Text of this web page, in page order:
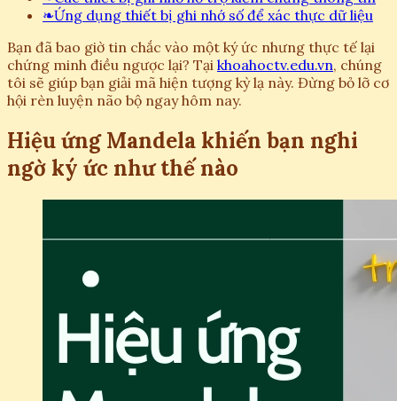
❧Ứng dụng thiết bị ghi nhớ số để xác thực dữ liệu
Bạn đã bao giờ tin chắc vào một ký ức nhưng thực tế lại
chứng minh điều ngược lại? Tại khoahoctv.edu.vn, chúng
tôi sẽ giúp bạn giải mã hiện tượng kỳ lạ này. Đừng bỏ lỡ cơ
hội rèn luyện não bộ ngay hôm nay.
Hiệu ứng Mandela khiến bạn nghi
ngờ ký ức như thế nào